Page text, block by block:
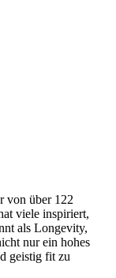
von über 122
viele inspiriert,
als Longevity,
nur ein hohes
geistig fit zu